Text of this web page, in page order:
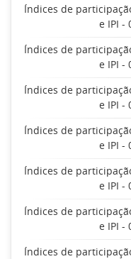
Índices de
e IPI -
Índices de
e IPI -
Índices de
e IPI -
Índices de
e IPI -
Índices de
e IPI -
Índices de
e IPI -
Índices de